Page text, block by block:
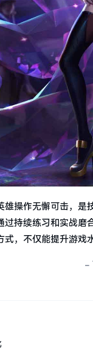
操作无懈可击，
过持续练习和实战
，不仅能提升游戏
-